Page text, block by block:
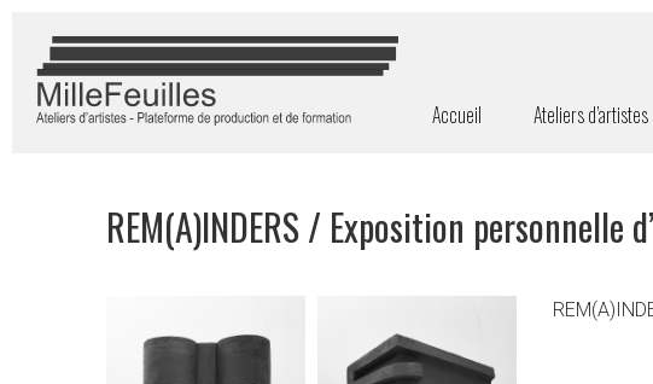
Accueil Ateliers d’artistes
REM(A)INDERS / Exposition personnelle